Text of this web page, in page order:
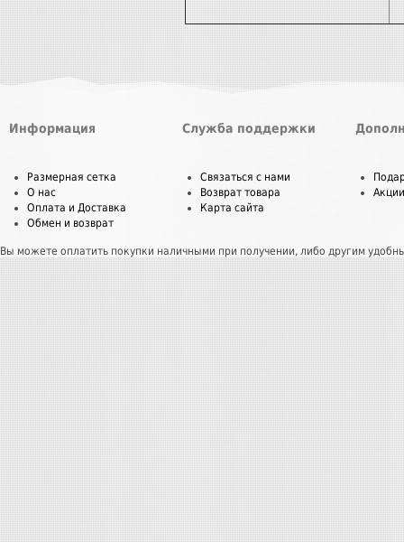
Информация
Размерная сетка
О нас
Оплата и Доставка
Обмен и возврат
Служба поддержки
Связаться с нами
Возврат товара
Карта сайта
Акции
Вы можете оплатить покупки наличными при получении, либо другим